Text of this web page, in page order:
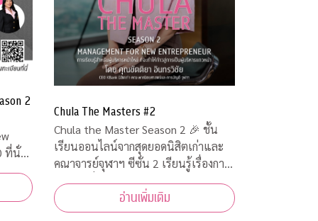
2
Chula The Masters #2
Chula the Master Season 2 🎉 ชั้น
เรียนออนไลน์จากสุดยอดนิสิตเก่าและ
คณาจารย์จุฬาฯ ซีซั่น 2 เรียนรู้เรื่องการ
จัดการเพื่อเตรียมเป็นผู้ประกอบการตัว
จริง
อ่านเพิ่มเติม